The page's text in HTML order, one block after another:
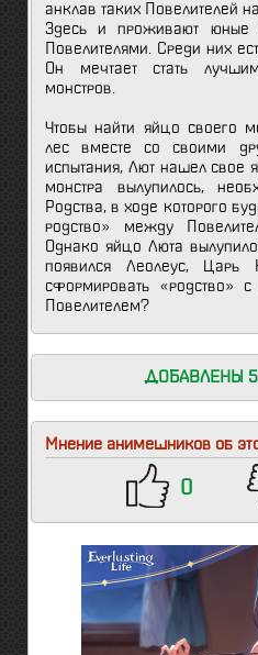
анклав таких Повелителей
Здесь и проживают юные
Повелителями. Среди них
Он мечтает стать
монстров.
Чтобы найти яйцо своего
лес вместе со своими
испытания, Лют нашел свое
монстра вылупилось,
Родства, в ходе которого
родство» между
Однако яйцо Люта
появился Леолеус,
сформировать «родство»
Повелителем?
ДОБАВЛЕНЫ
Мнение анимешников об
0